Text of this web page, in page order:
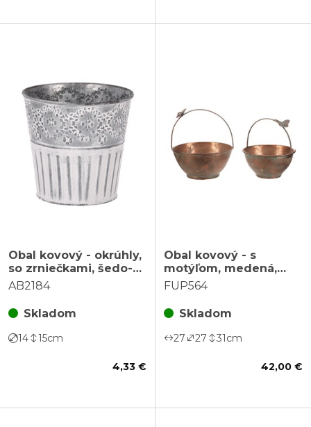
Obal kovový - okrúhly,
so zrniečkami, šedo-
biely
AB2184
Skladom
14 15cm
4,33 €
Obal kovový - s
motýľom, medená,
cena za sadu 2 ks
FUP564
Skladom
27 27 31cm
42,00 €